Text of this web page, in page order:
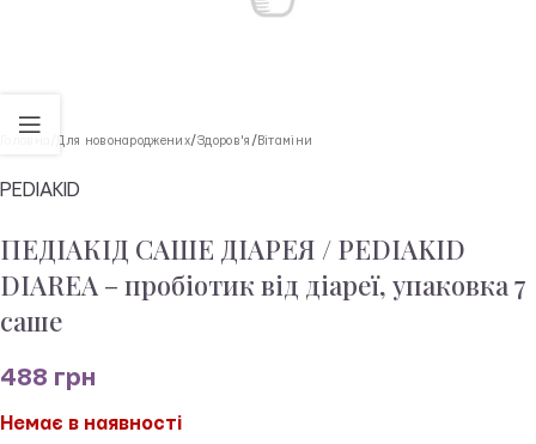
Для новонароджених/ Здоров'я / Вітаміни
PEDIAKID
ПЕДІАКІД САШЕ ДІАРЕЯ / PEDIAKID
DIAREA – пробіотик від діареї, упаковка 7
саше
488 грн
Немає в наявності